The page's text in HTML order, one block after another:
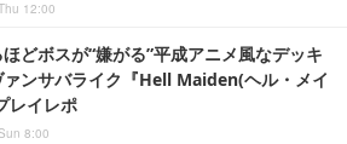
12:00
どボスが“嫌がる”平成アニメ風なデッキ
ンサバライク『Hell Maiden(ヘル・メイ
レイレポ
8:00